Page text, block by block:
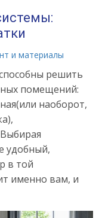
и материалы
решить
помещений:
наоборот,
удобный,
в той
именно вам, и